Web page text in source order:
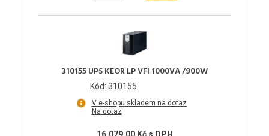
310155 UPS KEOR LP VFI 1000VA /900W
Kód: 310155
V e-shopu skladem na dotaz
Na dotaz